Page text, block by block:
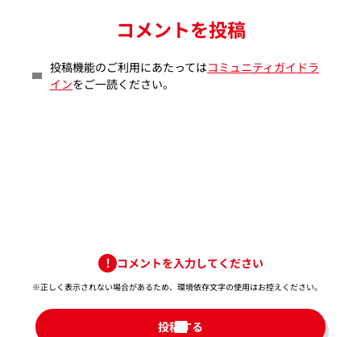
コメントを投稿
投稿機能のご利用にあたってはコミュニティガイドラ
インをご一読ください。
コメントを入力してください
※正しく表示されない場合があるため、環境依存文字の使用はお控えください。​
投稿する